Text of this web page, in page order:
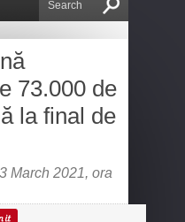
73.000 de
la final de
March 2021, ora